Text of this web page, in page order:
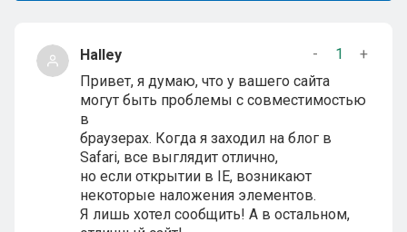
Halley - 1
+
Привет, я думаю, что у вашего сайта
могут быть проблемы с совместимостью
в
браузерах. Когда я заходил на блог в
Safari, все выглядит отлично,
но если открытии в IE, возникают
некоторые наложения элементов.
Я лишь хотел сообщить! А в остальном,